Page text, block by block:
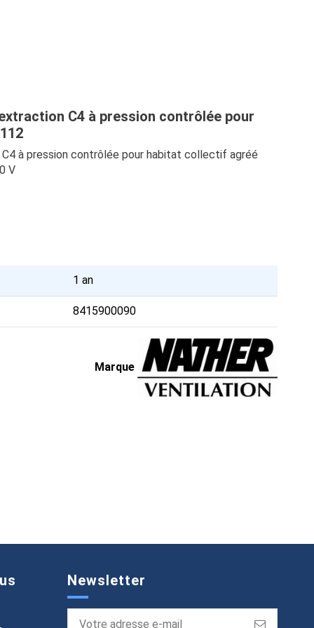
C4 à pression contrôlée pour
à pression contrôlée pour habitat collectif agréé
V
1 an
8415900090
Marque
Newsletter